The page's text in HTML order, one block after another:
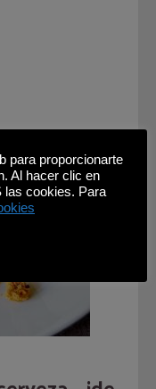
para proporcionarte
Al hacer clic en
las cookies. Para